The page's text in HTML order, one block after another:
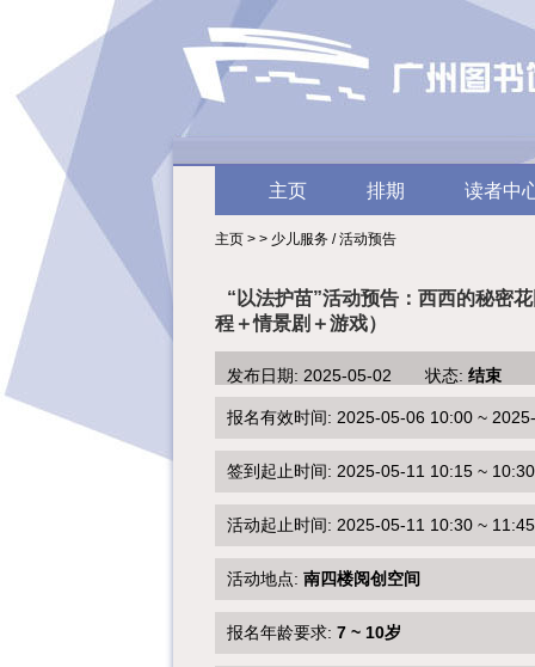
主页 排期 读者中
主页 > > 少儿服务 / 活动预告
“以法护苗”活动预告：西西的秘密
程＋情景剧＋游戏）
发布日期: 2025-05-02 状态: 结束
报名有效时间: 2025-05-06 10:00 ~
签到起止时间: 2025-05-11 10:15 ~ 10:30
活动起止时间: 2025-05-11 10:30 ~ 11:45
活动地点: 南四楼阅创空间
报名年龄要求: 7 ~ 10岁